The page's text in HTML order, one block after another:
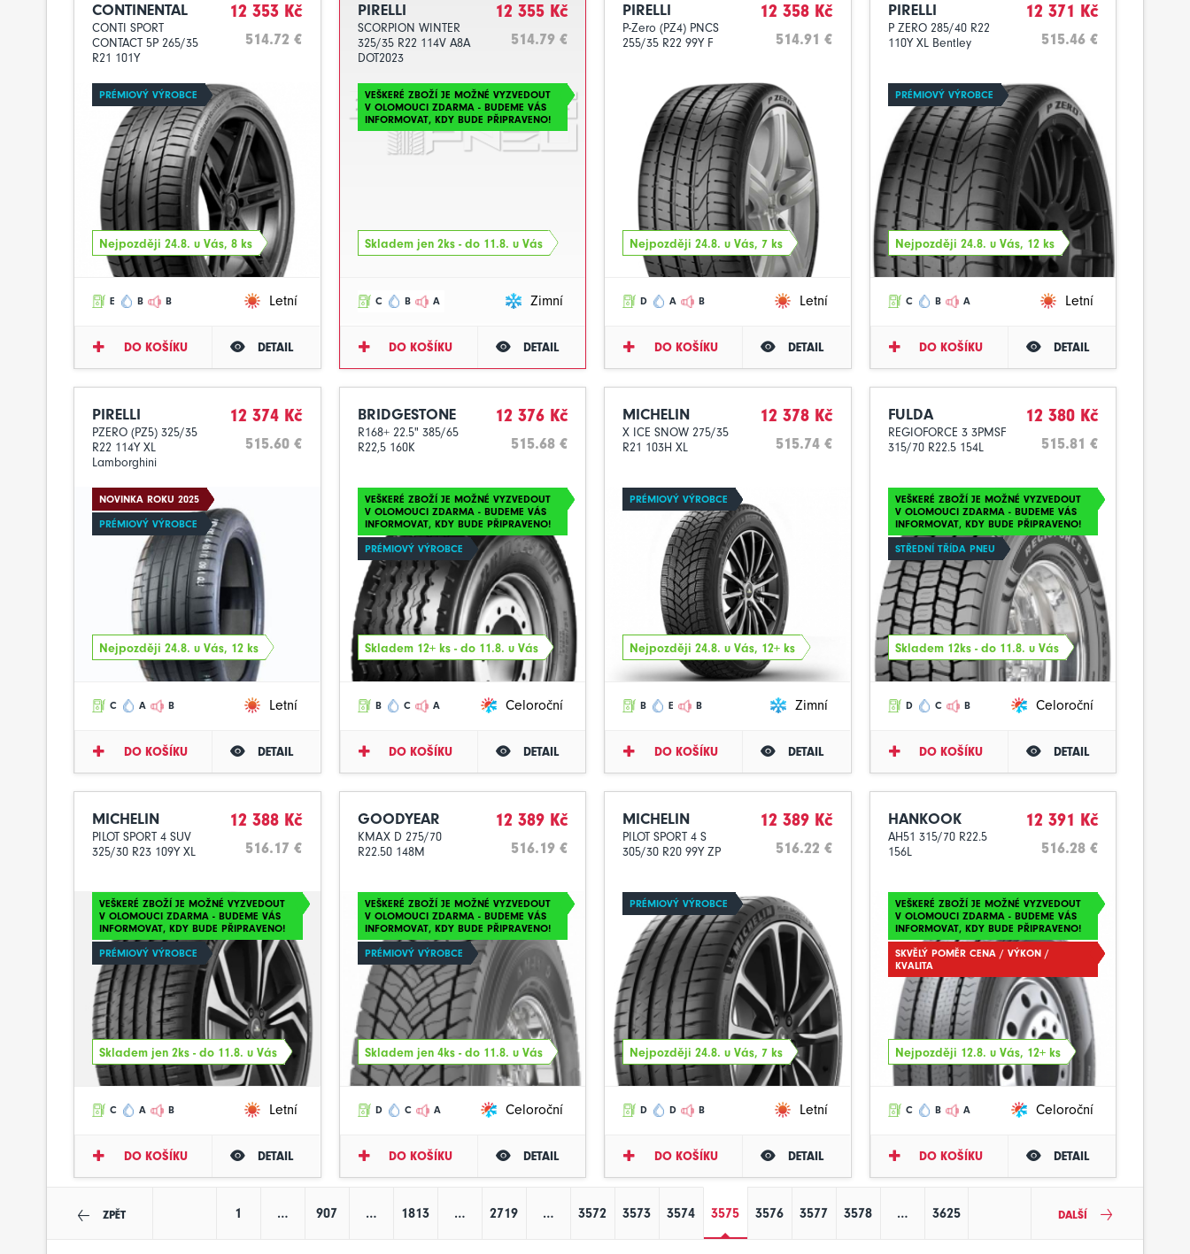
CONTINENTAL
CONTI SPORT
CONTACT 5P 265/35
R21 101Y
12 353 Kč
514.72 €
PRÉMIOVÝ VÝROBCE
Nejpozději 24.8. u Vás, 8 ks
E B B Letní
DO KOŠÍKU DETAIL
PIRELLI
SCORPION WINTER
325/35 R22 114V A8A
DOT2023
12 355 Kč
514.79 €
VEŠKERÉ ZBOŽÍ JE MOŽNÉ VYZVEDOUT
V OLOMOUCI ZDARMA - BUDEME VÁS
INFORMOVAT, KDY BUDE PŘIPRAVENO!
Skladem jen 2ks - do 11.8. u Vás
C B A Zimní
DO KOŠÍKU DETAIL
PIRELLI
P-Zero (PZ4) PNCS
255/35 R22 99Y F
12 358 Kč
514.91 €
Nejpozději 24.8. u Vás, 7 ks
D A B Letní
DO KOŠÍKU DETAIL
PIRELLI
P ZERO 285/40 R22
110Y XL Bentley
12 371 Kč
515.46 €
PRÉMIOVÝ VÝROBCE
Nejpozději 24.8. u Vás, 12 ks
C B A Letní
DO KOŠÍKU DETAIL
PIRELLI
PZERO (PZ5) 325/35
R22 114Y XL
Lamborghini
12 374 Kč
515.60 €
NOVINKA ROKU 2025
PRÉMIOVÝ VÝROBCE
Nejpozději 24.8. u Vás, 12 ks
C A B Letní
DO KOŠÍKU DETAIL
BRIDGESTONE
R168+ 22.5" 385/65
R22,5 160K
12 376 Kč
515.68 €
VEŠKERÉ ZBOŽÍ JE MOŽNÉ VYZVEDOUT
V OLOMOUCI ZDARMA - BUDEME VÁS
INFORMOVAT, KDY BUDE PŘIPRAVENO!
PRÉMIOVÝ VÝROBCE
Skladem 12+ ks - do 11.8. u Vás
B C A Celoroční
DO KOŠÍKU DETAIL
MICHELIN
X ICE SNOW 275/35
R21 103H XL
12 378 Kč
515.74 €
PRÉMIOVÝ VÝROBCE
Nejpozději 24.8. u Vás, 12+ ks
B E B Zimní
DO KOŠÍKU DETAIL
FULDA
REGIOFORCE 3 3PMSF
315/70 R22.5 154L
12 380 Kč
515.81 €
VEŠKERÉ ZBOŽÍ JE MOŽNÉ VYZVEDOUT
V OLOMOUCI ZDARMA - BUDEME VÁS
INFORMOVAT, KDY BUDE PŘIPRAVENO!
STŘEDNÍ TŘÍDA PNEU
Skladem 12ks - do 11.8. u Vás
D C B Celoroční
DO KOŠÍKU DETAIL
MICHELIN
PILOT SPORT 4 SUV
325/30 R23 109Y XL
12 388 Kč
516.17 €
VEŠKERÉ ZBOŽÍ JE MOŽNÉ VYZVEDOUT
V OLOMOUCI ZDARMA - BUDEME VÁS
INFORMOVAT, KDY BUDE PŘIPRAVENO!
PRÉMIOVÝ VÝROBCE
Skladem jen 2ks - do 11.8. u Vás
C A B Letní
DO KOŠÍKU DETAIL
GOODYEAR
KMAX D 275/70
R22.50 148M
12 389 Kč
516.19 €
VEŠKERÉ ZBOŽÍ JE MOŽNÉ VYZVEDOUT
V OLOMOUCI ZDARMA - BUDEME VÁS
INFORMOVAT, KDY BUDE PŘIPRAVENO!
PRÉMIOVÝ VÝROBCE
Skladem jen 4ks - do 11.8. u Vás
D C A Celoroční
DO KOŠÍKU DETAIL
MICHELIN
PILOT SPORT 4 S
305/30 R20 99Y ZP
12 389 Kč
516.22 €
PRÉMIOVÝ VÝROBCE
Nejpozději 24.8. u Vás, 7 ks
D D B Letní
DO KOŠÍKU DETAIL
HANKOOK
AH51 315/70 R22.5
156L
12 391 Kč
516.28 €
VEŠKERÉ ZBOŽÍ JE MOŽNÉ VYZVEDOUT
V OLOMOUCI ZDARMA - BUDEME VÁS
INFORMOVAT, KDY BUDE PŘIPRAVENO!
SKVĚLÝ POMĚR CENA / VÝKON /
KVALITA
Nejpozději 12.8. u Vás, 12+ ks
C B A Celoroční
DO KOŠÍKU DETAIL
ZPĚT 1 … 907 … 1813 … 2719 … 3572 3573 3574 3575 3576 3577 3578 … 3625 DALŠÍ